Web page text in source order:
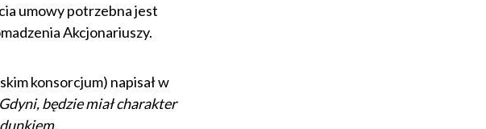
umowy potrzebna jest
Akcjonariuszy.
konsorcjum) napisał w
będzie miał charakter